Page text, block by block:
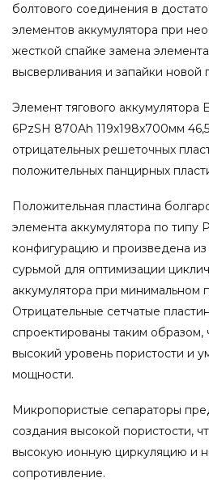
болтового соединения в
элементов аккумулятора при
жесткой спайке замена
высверливания и запайки новой
Элемент тягового аккумулятора
6PzSH 870Ah 119x198x700мм
отрицательных решеточных
положительных панцирных
Положительная пластина
элемента аккумулятора по типу
конфигурацию и произведена из
сурьмой для оптимизации
аккумулятора при минимальном
Отрицательные сетчатые
спроектированы таким образом,
высокий уровень пористости и
мощности.
Микропористые сепараторы
создания высокой пористости,
высокую ионную циркуляцию и
сопротивление.